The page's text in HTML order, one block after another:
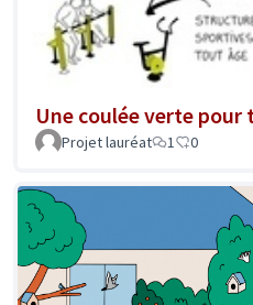
Une coulée verte pour
Projet lauréat 1 0